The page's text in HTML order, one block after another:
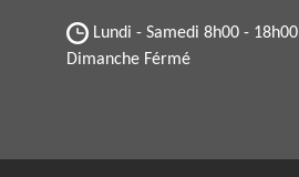
Lundi - Samedi 8h00 - 18h00
Dimanche Férmé